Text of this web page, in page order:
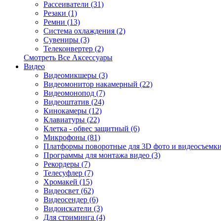
Рассеиватели (31)
Резаки (1)
Ремни (13)
Система охлаждения (2)
Сувениры (3)
Телеконвертер (2)
Смотреть Все Аксессуары
Видео
Видеомикшеры (3)
Видеомонитор накамерный (22)
Видеомонопод (7)
Видеоштатив (24)
Кинокамеры (12)
Клавиатуры (22)
Клетка - обвес защитный (6)
Микрофоны (81)
Платформы поворотные для 3D фото и
Программы для монтажа видео (3)
Рекордеры (7)
Телесуфлер (7)
Хромакей (15)
Видеосвет (62)
Видеосендер (6)
Видоискатели (3)
Для стриминга (4)